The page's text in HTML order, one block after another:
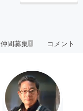
仲間募集 1 コメント